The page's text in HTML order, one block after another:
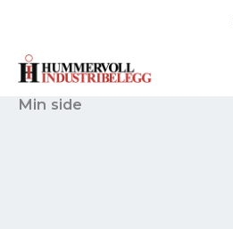
innholdet
Min side